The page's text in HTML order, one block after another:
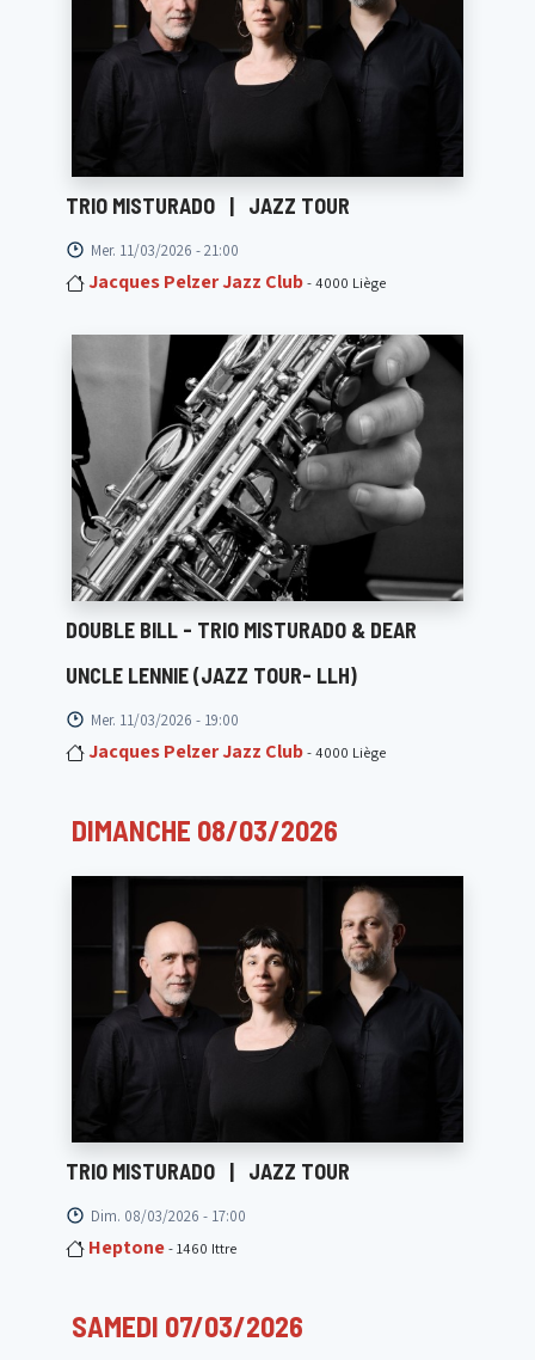
TRIO MISTURADO | JAZZ TOUR
Mer. 11/03/2026 - 21:00
Jacques Pelzer Jazz Club- 4000 Liège
DOUBLE BILL - TRIO MISTURADO & DEAR
UNCLE LENNIE (JAZZ TOUR- LLH)
Mer. 11/03/2026 - 19:00
Jacques Pelzer Jazz Club- 4000 Liège
DIMANCHE 08/03/2026
TRIO MISTURADO | JAZZ TOUR
Dim. 08/03/2026 - 17:00
Heptone- 1460 Ittre
SAMEDI 07/03/2026